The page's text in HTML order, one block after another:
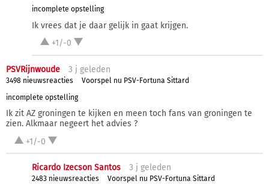
incomplete opstelling
Ik vrees dat je daar gelijk in gaat krijgen.
+1/-0
PSVRijnwoude 3 j geleden
3498 nieuwsreacties
Voorspel nu PSV-Fortuna Sittard
incomplete opstelling
Ik zit AZ groningen te kijken en meen toch fans van groningen te
zien. Alkmaar negeert het advies ?
+1/-0
Ricardo Izecson Santos 3 j geleden
2483 nieuwsreacties
Voorspel nu PSV-Fortuna Sittard